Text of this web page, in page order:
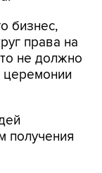
бизнес,
права на
не должно
церемонии
получения